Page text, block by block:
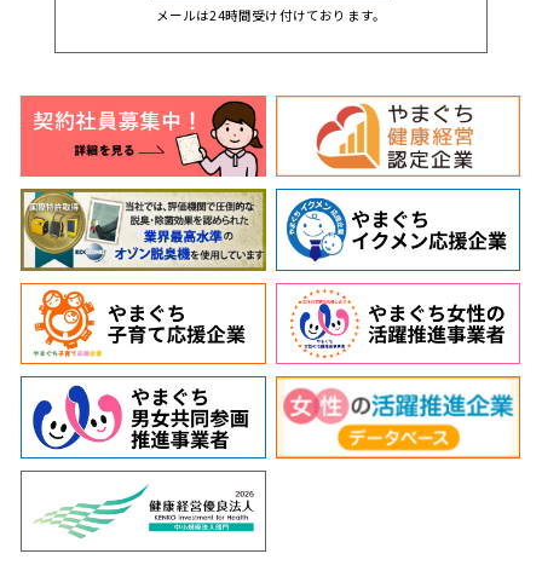
メールは24時間受け付けております。